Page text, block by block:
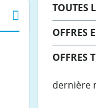
TOUTES
OFFRES
OFFRES
dernière